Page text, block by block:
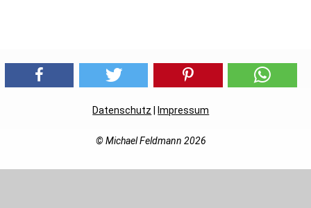
Datenschutz Impressum
© Michael Feldmann 2026